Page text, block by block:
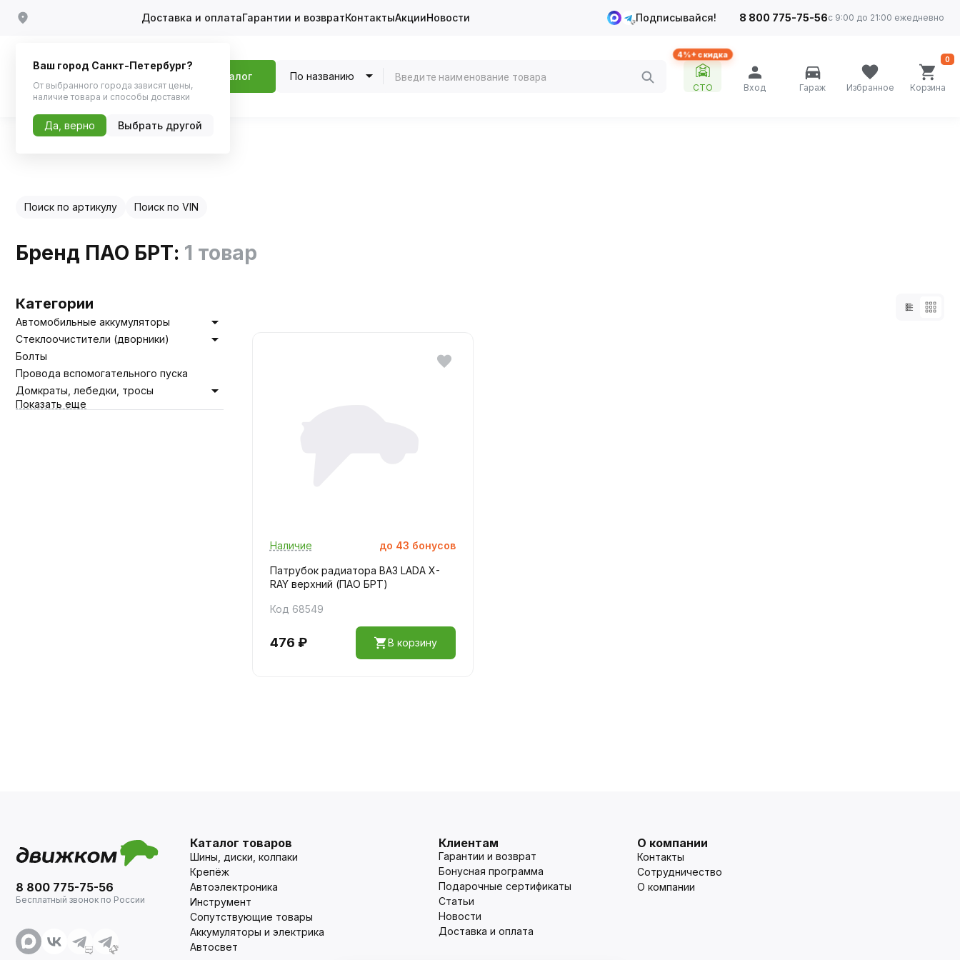
Доставка и оплатаГарантии и возвратКонтактыАкцииНовости Подписывайся! 8 800 775-75-56с 9:00 до 21:00 ежедневно
Каталог По названию
4%+ скидка
СТО Вход Гараж Избранное Корзина
0
Поиск по артикулу Поиск по VIN
Бренд ПАО БРТ: 1 товар
Категории
Автомобильные аккумуляторы
Стеклоочистители (дворники)
Болты
Провода вспомогательного пуска
Домкраты, лебедки, тросы
Показать еще
Наличие до 43 бонусов
Патрубок радиатора ВАЗ LADA X-
RAY верхний (ПАО БРТ)
Код 68549
476 ₽ В корзину
8 800 775-75-56
Бесплатный звонок по России
Каталог товаров
Шины, диски, колпаки
Крепёж
Автоэлектроника
Инструмент
Сопутствующие товары
Аккумуляторы и электрика
Автосвет
Клиентам
Гарантии и возврат
Бонусная программа
Подарочные сертификаты
Статьи
Новости
Доставка и оплата
О компании
Контакты
Сотрудничество
О компании
Ваш город Санкт-Петербург?
От выбранного города зависят цены,
наличие товара и способы доставки
Да, верно Выбрать другой